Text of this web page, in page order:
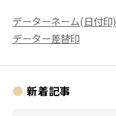
データーネーム(日付印)
データー差替印
新着記事